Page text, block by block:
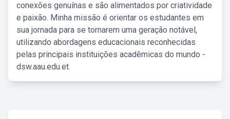
conexões genuínas e são alimentados por criatividade
e paixão. Minha missão é orientar os estudantes em
sua jornada para se tornarem uma geração notável,
utilizando abordagens educacionais reconhecidas
pelas principais instituições acadêmicas do mundo -
dsw.aau.edu.et.